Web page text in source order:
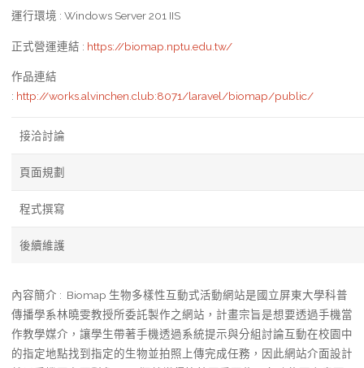
運行環境 : Windows Server 201 IIS
正式營運連結 : https://biomap.nptu.edu.tw/
作品連結
: http://works.alvinchen.club:8071/laravel/biomap/public/
接洽討論
頁面規劃
程式撰寫
後續維護
內容簡介 : Biomap 生物多樣性互動式活動網站是國立屏東大學科普
傳播學系林曉雯教授所委託製作之網站，計畫宗旨是想要透過手機當
作教學媒介，讓學生帶著手機透過系統提示與分組討論互動在校園中
的指定地點找到指定的生物並拍照上傳完成任務，因此網站介面設計